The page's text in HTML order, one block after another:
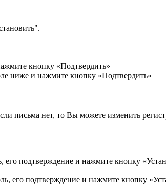
кнопку «Подтвердить»
ниже и нажмите кнопку «Подтвердить»
письма нет, то Вы можете изменить
подтверждение и нажмите кнопку
его подтверждение и нажмите кнопку